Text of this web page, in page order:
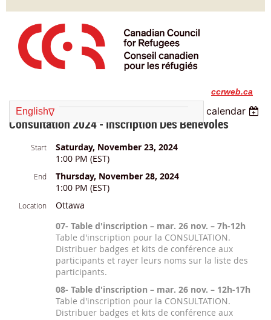
ccrweb.ca
English∆
FRANÇAIS
Back Add to my calendar
Consultation 2024 - Inscription Des Bénévoles
Start
Saturday, November 23, 2024
1:00 PM (EST)
End
Thursday, November 28, 2024
1:00 PM (EST)
Location
Ottawa
07- Table d'inscription – mar. 26 nov. – 7h-12h
Table d'inscription pour la CONSULTATION.
Distribuer badges et kits de conférence aux
participants et rayer leurs noms sur la liste des
participants.
08- Table d'inscription – mar. 26 nov. – 12h-17h
Table d'inscription pour la CONSULTATION.
Distribuer badges et kits de conférence aux